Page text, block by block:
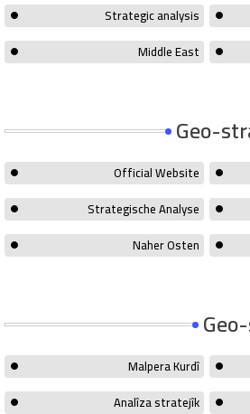
Strategic analysis
Middle East
Geo-
Official Website
Strategische Analyse
Naher Osten
Malpera Kurdî
Analîza stratejîk